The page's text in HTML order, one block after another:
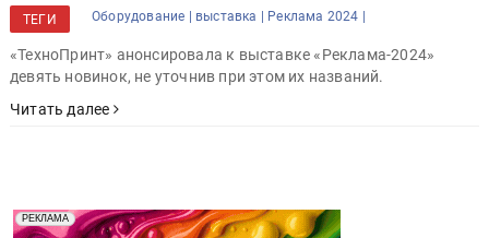
ТЕГИ Оборудование | выставка | Реклама 2024 |
«ТехноПринт» анонсировала к выставке «Реклама-2024»
девять новинок, не уточнив при этом их названий.
Читать далее
РЕКЛАМА
Реклама. Рекламодатель ООО "Передовые Системы
Печати" erid: 2SDnjd2d4Qz